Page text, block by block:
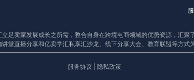
足卖家发展成长之所需，整合自身在跨境电商领域的优势资源，汇
堂直播分享和亿卖学汇私享汇沙龙、线下分享大会、教育联盟等方式
服务协议 隐私政策